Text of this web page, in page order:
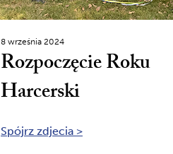
8 września 2024
Rozpoczęcie Roku
Harcerski
Spójrz zdjecia >